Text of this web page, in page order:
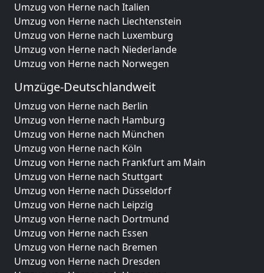
Umzug von Herne nach Italien
Umzug von Herne nach Liechtenstein
Umzug von Herne nach Luxemburg
Umzug von Herne nach Niederlande
Umzug von Herne nach Norwegen
Umzüge-Deutschlandweit
Umzug von Herne nach Berlin
Umzug von Herne nach Hamburg
Umzug von Herne nach München
Umzug von Herne nach Köln
Umzug von Herne nach Frankfurt am Main
Umzug von Herne nach Stuttgart
Umzug von Herne nach Düsseldorf
Umzug von Herne nach Leipzig
Umzug von Herne nach Dortmund
Umzug von Herne nach Essen
Umzug von Herne nach Bremen
Umzug von Herne nach Dresden